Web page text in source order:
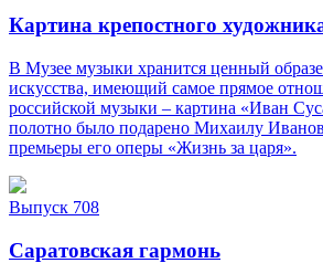
Картина крепостного
В Музее музыки хранится ценный
искусства, имеющий самое прямое
российской музыки – картина «Иван
полотно было подарено Михаилу
премьеры его оперы «Жизнь за царя».
Выпуск 708
Саратовская гармонь